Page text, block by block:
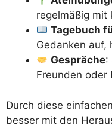
regelmäßig mit
Tagebuch
Gedanken auf,
Gespräche:
Freunden oder
Durch diese
besser mit den